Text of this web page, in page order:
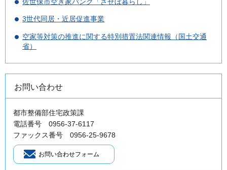
3世代同居・近居促進事業
空家等対策の推進に関する特別措置法関連情報（国土交通
省）
お問い合わせ
都市整備部住宅政策課
電話番号 0956-37-6117
ファックス番号 0956-25-9678